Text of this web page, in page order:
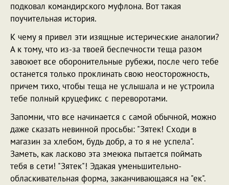
подковал командирского муфлона. Вот такая
поучительная история.
К чему я привел эти изящные истерические аналогии?
А к тому, что из-за твоей беспечности теща разом
завоюет все оборонительные рубежи, после чего тебе
останется только проклинать свою неосторожность,
причем тихо, чтобы теща не услышала и не устроила
тебе полный круцефикс с переворотами.
Запомни, что все начинается с самой обычной, можно
даже сказать невинной просьбы: "Зятек! Сходи в
магазин за хлебом, будь добр, а то я не успела".
Заметь, как ласково эта змеюка пытается поймать
тебя в сети! "Зятек"! Эдакая уменьшительно-
обласкивательная форма, заканчивающаяся на "ек".